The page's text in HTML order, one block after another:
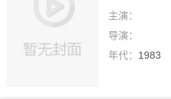
主演：
导演：
年代： 1983